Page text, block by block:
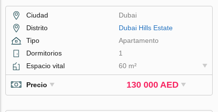
Ciudad
Dubai
Distrito
Dubai Hills Estate
Tipo
Apartamento
Dormitorios
1
Espacio vital
60 m²
Precio 130 000 AED